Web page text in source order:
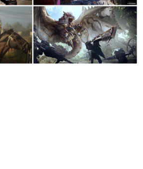
たり〜ゲームクリエイターの青春〜
』『ペンと箸』等で知られるマンガ家・田中圭
るゲーム業界レポートマンガです。
ームは面白い？
者・hamatsu氏がゲームの魅力を画面や操作の
から解き明かしていく、硬派で骨太な評論連載